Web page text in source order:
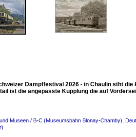
Dampffestival 2026 - in Chaulin stht
ist die angepasste Kupplung die auf
Museen / B-C (Museumsbahn Blonay-Chamby)